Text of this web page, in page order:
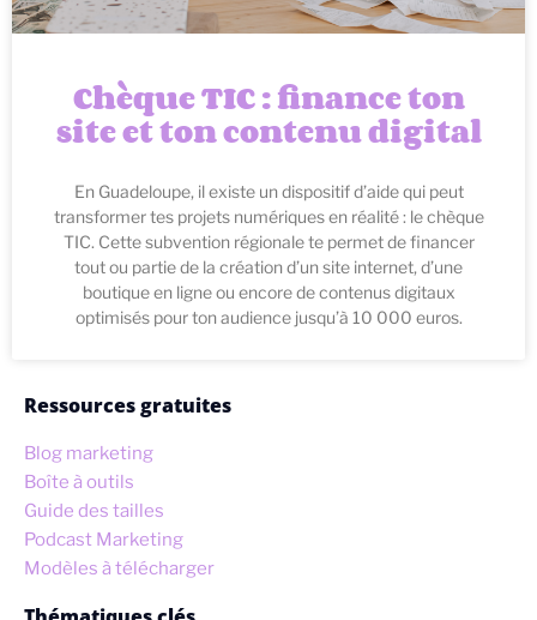
Chèque TIC : finance ton
site et ton contenu digital
En Guadeloupe, il existe un dispositif d’aide qui peut
transformer tes projets numériques en réalité : le chèque
TIC. Cette subvention régionale te permet de financer
tout ou partie de la création d’un site internet, d’une
boutique en ligne ou encore de contenus digitaux
optimisés pour ton audience jusqu’à 10 000 euros.
Ressources gratuites
Blog marketing
Boîte à outils
Guide des tailles
Podcast Marketing
Modèles à télécharger